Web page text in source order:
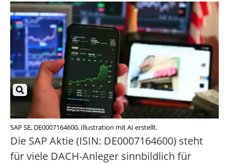
SAP SE, DE0007164600, Illustration mit AI erstellt.
Die SAP Aktie (ISIN: DE0007164600) steht
für viele DACH-Anleger sinnbildlich für